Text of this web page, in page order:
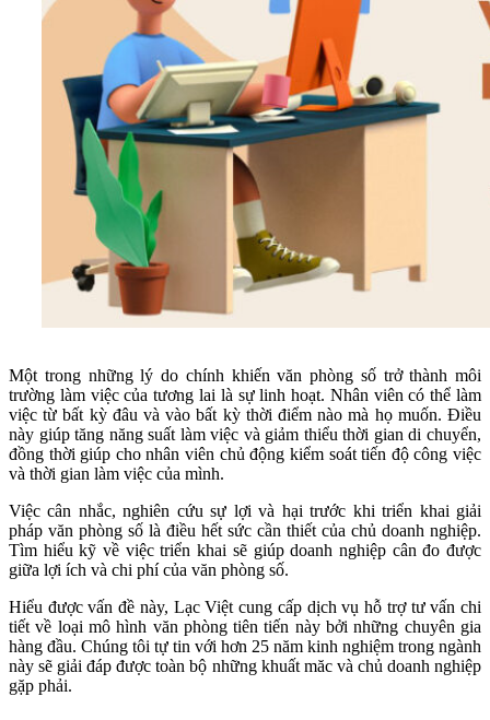
Một trong những lý do chính khiến văn phòng số trở thành môi
trường làm việc của tương lai là sự linh hoạt. Nhân viên có thể làm
việc từ bất kỳ đâu và vào bất kỳ thời điểm nào mà họ muốn. Điều
này giúp tăng năng suất làm việc và giảm thiểu thời gian di chuyển,
đồng thời giúp cho nhân viên chủ động kiểm soát tiến độ công việc
và thời gian làm việc của mình.
Việc cân nhắc, nghiên cứu sự lợi và hại trước khi triển khai giải
pháp văn phòng số là điều hết sức cần thiết của chủ doanh nghiệp.
Tìm hiểu kỹ về việc triển khai sẽ giúp doanh nghiệp cân đo được
giữa lợi ích và chi phí của văn phòng số.
Hiểu được vấn đề này, Lạc Việt cung cấp dịch vụ hỗ trợ tư vấn chi
tiết về loại mô hình văn phòng tiên tiến này bởi những chuyên gia
hàng đầu. Chúng tôi tự tin với hơn 25 năm kinh nghiệm trong ngành
này sẽ giải đáp được toàn bộ những khuất măc và chủ doanh nghiệp
gặp phải.